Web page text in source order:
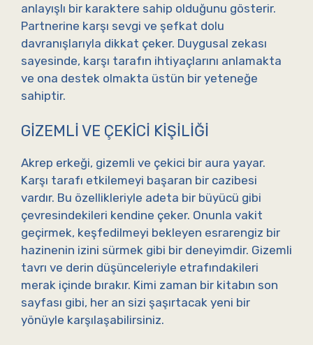
anlayışlı bir karaktere sahip olduğunu gösterir.
Partnerine karşı sevgi ve şefkat dolu
davranışlarıyla dikkat çeker. Duygusal zekası
sayesinde, karşı tarafın ihtiyaçlarını anlamakta
ve ona destek olmakta üstün bir yeteneğe
sahiptir.
GIZEMLI VE ÇEKICI KIŞILIĞI
Akrep erkeği, gizemli ve çekici bir aura yayar.
Karşı tarafı etkilemeyi başaran bir cazibesi
vardır. Bu özellikleriyle adeta bir büyücü gibi
çevresindekileri kendine çeker. Onunla vakit
geçirmek, keşfedilmeyi bekleyen esrarengiz bir
hazinenin izini sürmek gibi bir deneyimdir. Gizemli
tavrı ve derin düşünceleriyle etrafındakileri
merak içinde bırakır. Kimi zaman bir kitabın son
sayfası gibi, her an sizi şaşırtacak yeni bir
yönüyle karşılaşabilirsiniz.